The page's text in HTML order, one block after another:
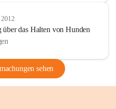
über das Halten von Hunden
sehen